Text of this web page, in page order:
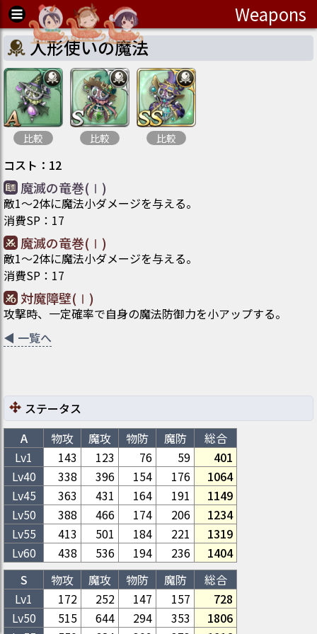
Weapons
人形使いの魔法
比較 比較 比較
コスト ： 12
魔滅の竜巻(Ⅰ)
敵1～2体に魔法小ダメージを与える。
消費SP ： 17
魔滅の竜巻(Ⅰ)
敵1～2体に魔法小ダメージを与える。
消費SP ： 17
対魔障壁(Ⅰ)
攻撃時、一定確率で自身の魔法防御力を小アップする。
◀ 一覧へ
ステータス
A
物攻 魔攻 物防 魔防
総合
Lv1
143 123 76 59
401
Lv40 338 396 154 176
1064
Lv45 363 431 164 191
1149
Lv50 388 466 174 206
1234
Lv55 413 501 184 221
1319
Lv60 438 536 194 236
1404
S
物攻 魔攻 物防 魔防
総合
Lv1
172 252 147 157
728
Lv50 515 644 294 353
1806